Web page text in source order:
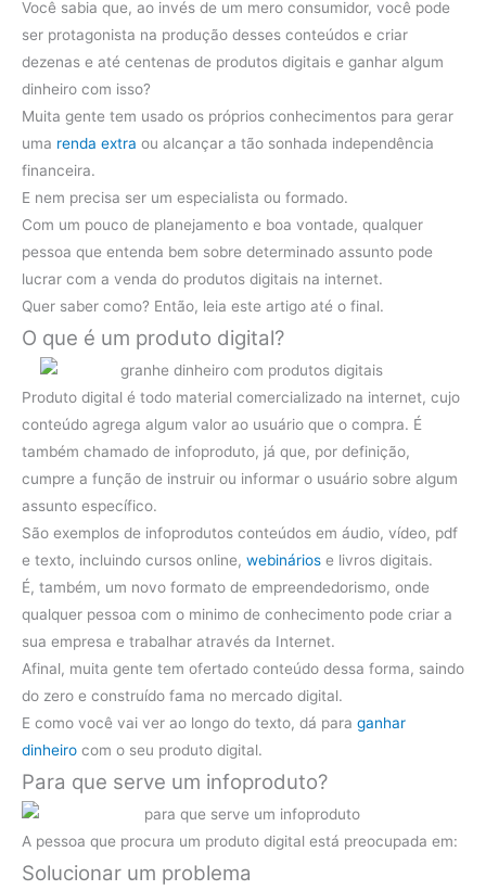
Você sabia que, ao invés de um mero consumidor, você pode
ser protagonista na produção desses conteúdos e criar
dezenas e até centenas de produtos digitais e ganhar algum
dinheiro com isso?
Muita gente tem usado os próprios conhecimentos para gerar
uma renda extra ou alcançar a tão sonhada independência
financeira.
E nem precisa ser um especialista ou formado.
Com um pouco de planejamento e boa vontade, qualquer
pessoa que entenda bem sobre determinado assunto pode
lucrar com a venda do produtos digitais na internet.
Quer saber como? Então, leia este artigo até o final.
O que é um produto digital?
Produto digital é todo material comercializado na internet, cujo
conteúdo agrega algum valor ao usuário que o compra. É
também chamado de infoproduto, já que, por definição,
cumpre a função de instruir ou informar o usuário sobre algum
assunto específico.
São exemplos de infoprodutos conteúdos em áudio, vídeo, pdf
e texto, incluindo cursos online, webinários e livros digitais.
É, também, um novo formato de empreendedorismo, onde
qualquer pessoa com o minimo de conhecimento pode criar a
sua empresa e trabalhar através da Internet.
Afinal, muita gente tem ofertado conteúdo dessa forma, saindo
do zero e construído fama no mercado digital.
E como você vai ver ao longo do texto, dá para ganhar
dinheiro com o seu produto digital.
Para que serve um infoproduto?
A pessoa que procura um produto digital está preocupada em:
Solucionar um problema